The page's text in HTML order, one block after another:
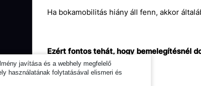
Ha bokamobilitás hiány áll fenn, akkor
Ezért fontos tehát, hogy bemelegítésnél
sem az edzésnek!
javítása és a webhely megfelelő
használatának folytatásával elismeri és